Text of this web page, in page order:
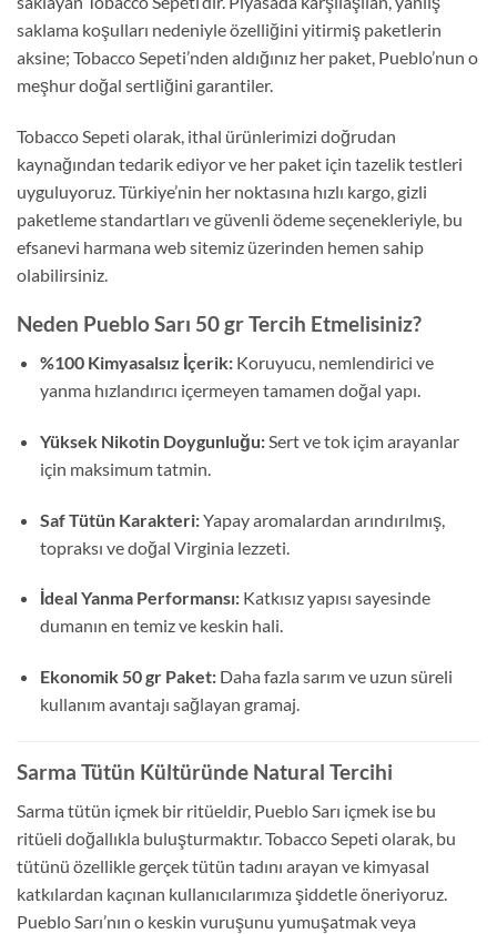
saklama koşulları nedeniyle özelliğini yitirmiş paketlerin
aksine; Tobacco Sepeti’nden aldığınız her paket, Pueblo’nun o
meşhur doğal sertliğini garantiler.
Tobacco Sepeti olarak, ithal ürünlerimizi doğrudan
kaynağından tedarik ediyor ve her paket için tazelik testleri
uyguluyoruz. Türkiye’nin her noktasına hızlı kargo, gizli
paketleme standartları ve güvenli ödeme seçenekleriyle, bu
efsanevi harmana web sitemiz üzerinden hemen sahip
olabilirsiniz.
Neden Pueblo Sarı 50 gr Tercih Etmelisiniz?
%100 Kimyasalsız İçerik:Koruyucu,nemlendirici ve
yanma hızlandırıcı içermeyen tamamen doğal yapı.
Yüksek Nikotin Doygunluğu:Sert ve tok içim arayanlar
için maksimum tatmin.
Saf Tütün Karakteri:Yapay aromalardan arındırılmış,
topraksı ve doğal Virginia lezzeti.
İdeal Yanma Performansı:Katkısız yapısı sayesinde
dumanın en temiz ve keskin hali.
Ekonomik 50 gr Paket:Daha fazla sarım ve uzun süreli
kullanım avantajı sağlayan gramaj.
Sarma Tütün Kültüründe Natural Tercihi
Sarma tütün içmek bir ritüeldir, Pueblo Sarı içmek ise bu
ritüeli doğallıkla buluşturmaktır. Tobacco Sepeti olarak, bu
tütünü özellikle gerçek tütün tadını arayan ve kimyasal
katkılardan kaçınan kullanıcılarımıza şiddetle öneriyoruz.
Pueblo Sarı’nın o keskin vuruşunu yumuşatmak veya